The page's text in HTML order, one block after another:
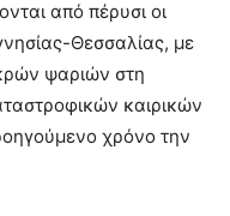
από πέρυσι οι
Θεσσαλίας, με
ψαριών στη
καιρικών
χρόνο την